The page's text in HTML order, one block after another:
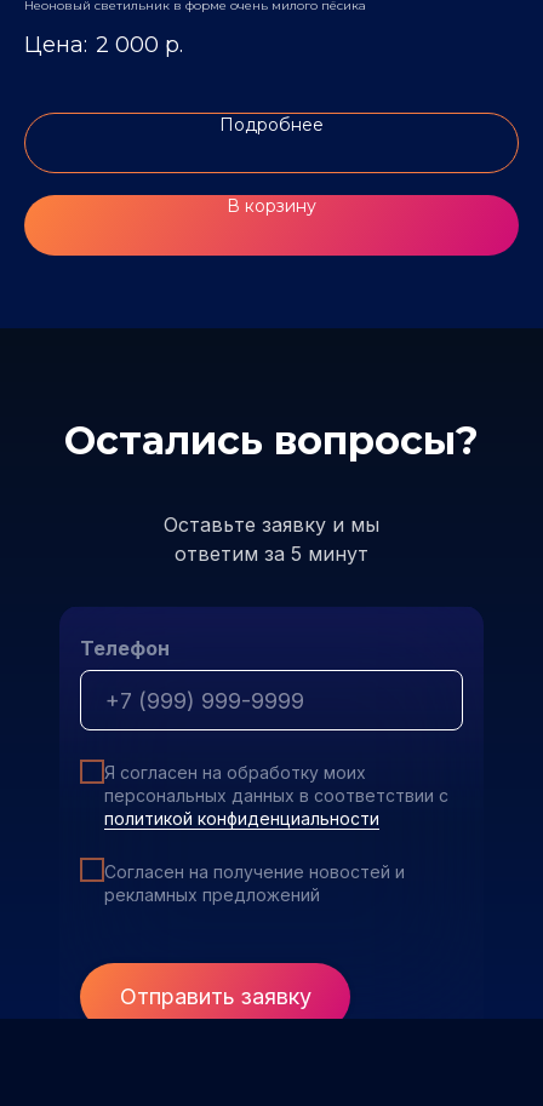
Неоновый светильник в форме очень милого пёсика
2 000 р.
Подробнее
В корзину
Остались вопросы?
Телефон
Я согласен на обработку моих
персональных данных в соответствии с
политикой конфиденциальности
Согласен на получение новостей и
рекламных предложений
Отправить заявку
Оставьте заявку и мы
ответим за 5 минут